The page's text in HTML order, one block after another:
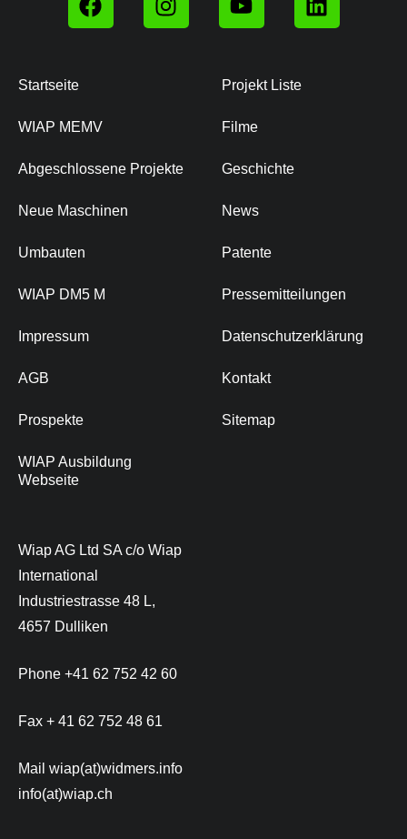
Startseite
WIAP MEMV
Abgeschlossene Projekte
Neue Maschinen
Umbauten
WIAP DM5 M
Impressum
AGB
Prospekte
WIAP Ausbildung
Webseite
Projekt Liste
Filme
Geschichte
News
Patente
Pressemitteilungen
Datenschutzerklärung
Kontakt
Sitemap
Wiap AG Ltd SA c/o Wiap
International
Industriestrasse 48 L,
4657 Dulliken
Phone +41 62 752 42 60
Fax + 41 62 752 48 61
Mail wiap(at)widmers.info
info(at)wiap.ch